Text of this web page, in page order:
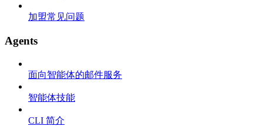
加盟常见问题
Agents
面向智能体的邮件服务
智能体技能
CLI 简介